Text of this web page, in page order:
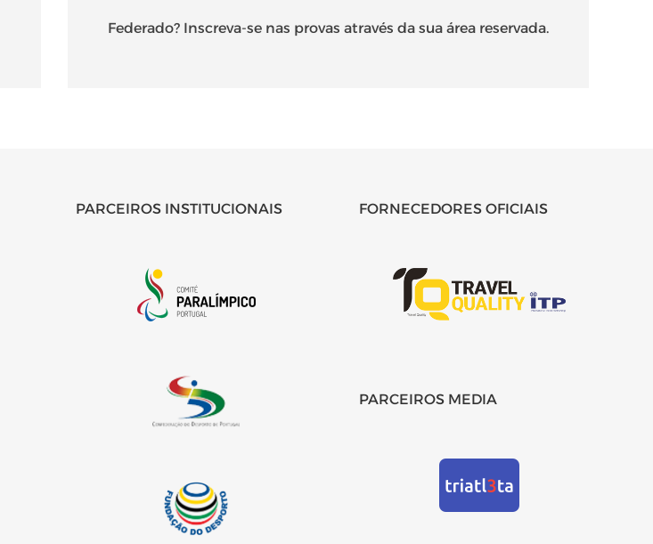
Federado? Inscreva-se nas provas através da sua área reservada.
PARCEIROS INSTITUCIONAIS FORNECEDORES OFICIAIS
PARCEIROS MEDIA